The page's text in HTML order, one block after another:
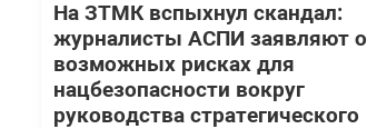
На ЗТМК вспыхнул скандал:
журналисты АСПИ заявляют о
возможных рисках для
нацбезопасности вокруг
руководства стратегического